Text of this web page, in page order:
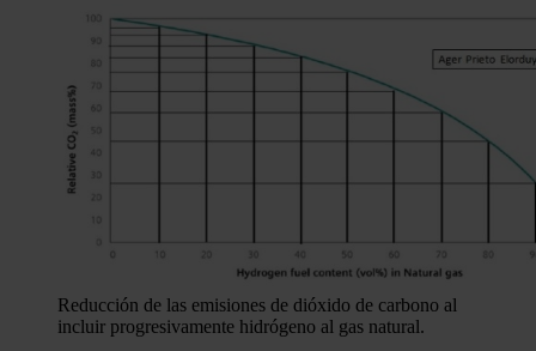
Reducción de las emisiones de dióxido de carbono al
incluir progresivamente hidrógeno al gas natural.